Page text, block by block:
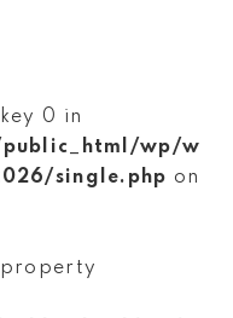
0 in
wp/w
single.php on